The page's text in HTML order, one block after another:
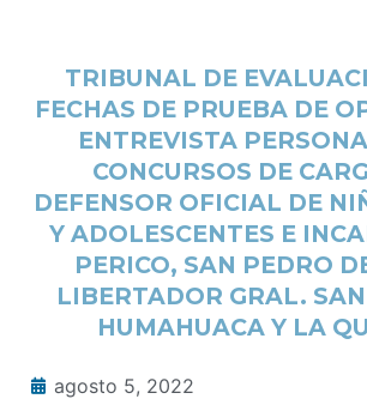
TRIBUNAL DE
FECHAS DE PRUEBA DE
ENTREVISTA
CONCURSOS DE
DEFENSOR OFICIAL DE
Y ADOLESCENTES E
PERICO, SAN PEDRO
LIBERTADOR GRAL.
HUMAHUACA Y LA
agosto 5, 2022